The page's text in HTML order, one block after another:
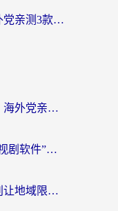
穿梭和奇游手游好用吗？海外党亲测3款回国加速器，附蜜蜂加速器七天试用攻略
国外可以看央视影音吗知乎？海外党亲测有效的回国加速方案
海外党必看：选对“海外看电视剧软件”，再也不用愁国内剧刷不了
国外如何听国内音乐软件？别让地域限制，断了你的中文歌单